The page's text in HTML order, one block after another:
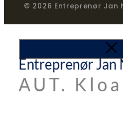
© 2026 Entreprenør Jan